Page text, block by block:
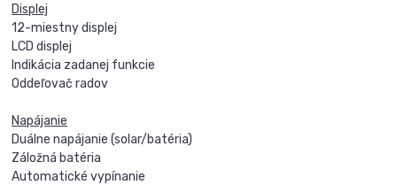
Displej
12-miestny displej
LCD displej
Indikácia zadanej funkcie
Oddeľovač radov
Napájanie
Duálne napájanie (solar/batéria)
Záložná batéria
Automatické vypínanie